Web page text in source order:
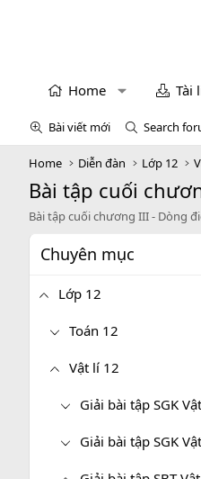
Home Tài
Bài viết mới Search
Home Diễn đàn Lớp 12
Bài tập cuối
Bài tập cuối chương III - Dòng
Chuyên mục
Lớp 12
Toán 12
Vật lí 12